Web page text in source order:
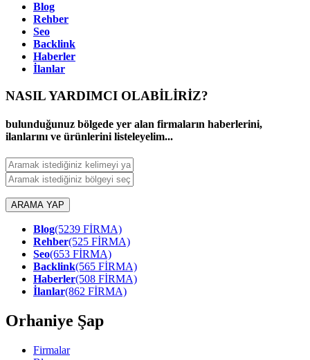
Blog
Rehber
Seo
Backlink
Haberler
İlanlar
NASIL YARDIMCI OLABİLİRİZ?
bulunduğunuz bölgede yer alan firmaların haberlerini,
ilanlarını ve ürünlerini listeleyelim...
ARAMA YAP
Blog(5239 FİRMA)
Rehber(525 FİRMA)
Seo(653 FİRMA)
Backlink(565 FİRMA)
Haberler(508 FİRMA)
İlanlar(862 FİRMA)
Orhaniye Şap
Firmalar